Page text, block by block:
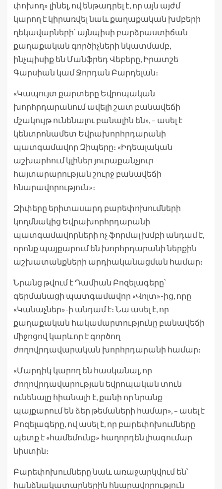
փոխող» լինել, ով ենթադրել է, որ այն այժմ
կարող է կիրառվել նաև քաղաքական խմբերի
ղեկավարների՝ այնպիսի բարձրաստիճան
քաղաքական գործիչների նկատմամբ,
ինչպիսիք են Մանֆրեդ Վեբերը, Իրատշե
Գարսիան կամ Ջորդան Բարդելան։
«Կապույտ քարտերը Եվրոպական
խորհրդարանում ավելի շատ բանավեճի
մշակույթ ունենալու բանալին են», – ասել է
կենտրոնամետ Եվրախորհրդարանի
պատգամավոր Զիպերը։ «Իդեալական
աշխարհում կլիներ յուրաքանչյուր
հայտարարության շուրջ բանավեճի
հնարավորություն»։
Զիփերը երիտասարդ բարեփոխումների
կողմնակից Եվրախորհրդարանի
պատգամավորների ոչ ֆորմալ խմբի անդամ է,
որոնք պայքարում են խորհրդարանի ներքին
աշխատանքների արդիականացման համար։
Նրանց թվում է Դամիան Բոզելագերը՝
գերմանացի պատգամավոր «Վոլտ»-ից, որը
«Կանաչներ»-ի անդամ է։ Նա ասել է, որ
քաղաքական հակամարտությունը բանավեճի
միջոցով կարևոր է գործող
ժողովրդավարական խորհրդարանի համար։
«Մարդիկ կարող են հասկանալ, որ
ժողովրդավարության եվրոպական տուն
ունենալը հիանալի է, քանի որ նրանք
պայքարում են ձեր թեմաների համար», – ասել է
Բոզելագերը, ով ասել է, որ բարեփոխումները
պետք է «համեմունք» հաղորդեն լիագումար
նիստին։
Բարեփոխումները նաև առաջարկվում են՝
հանձնակատարներին հնարավորություն